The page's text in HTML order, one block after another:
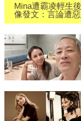
Mina遭霸凌輕生
像發文：言論遭